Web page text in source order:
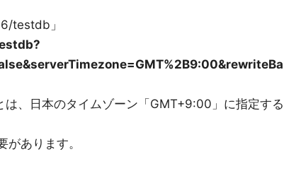
testdb」
、日本のタイムゾーン「GMT+9:00」に指定する
あります。